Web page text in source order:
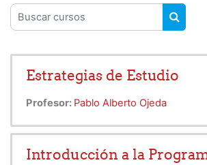
Buscar cursos
Estrategias de Estudio
Profesor: Pablo Alberto Ojeda
Introducción a la